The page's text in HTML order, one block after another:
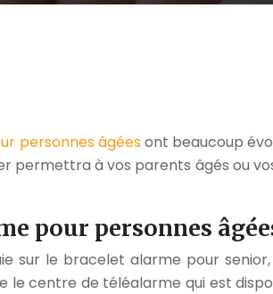
personnes âgéesont beaucoup
permettra à vos parents âgés ou
pour personnes
sur le bracelet alarme pour
centre de téléalarme qui est